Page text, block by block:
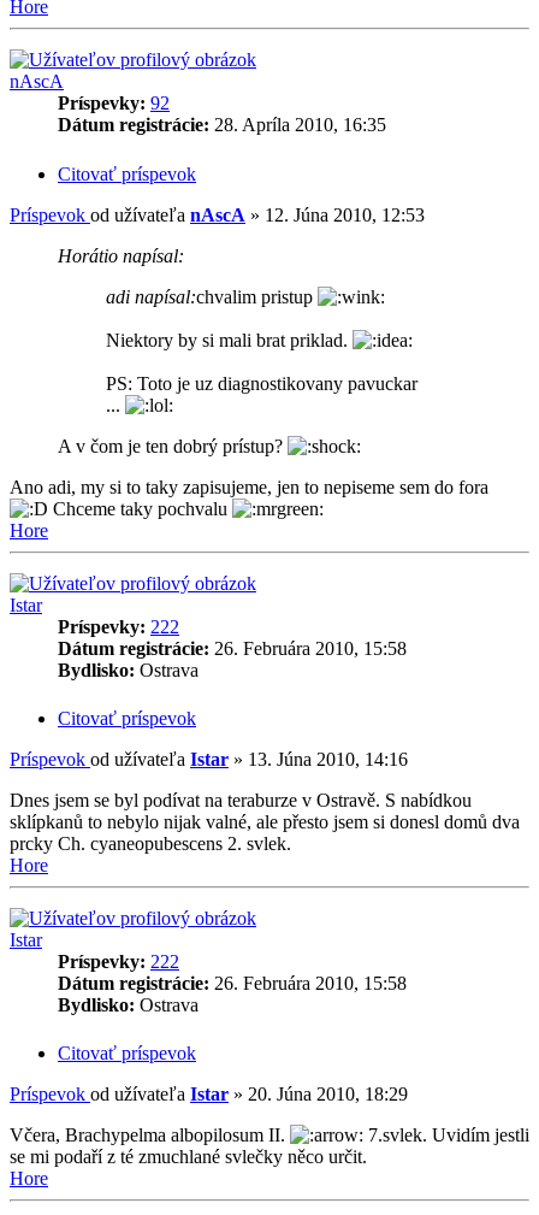
Hore
nAscA
Príspevky: 92
Dátum registrácie: 28. Apríla 2010, 16:35
Citovať príspevok
Príspevok od užívateľa nAscA » 12. Júna 2010, 12:53
Horátio napísal:
adi napísal:chvalim pristup
Niektory by si mali brat priklad.
PS: Toto je uz diagnostikovany pavuckar
...
A v čom je ten dobrý prístup?
Ano adi, my si to taky zapisujeme, jen to nepiseme sem do fora
Chceme taky pochvalu
Hore
Istar
Príspevky: 222
Dátum registrácie: 26. Februára 2010, 15:58
Bydlisko: Ostrava
Citovať príspevok
Príspevok od užívateľa Istar » 13. Júna 2010, 14:16
Dnes jsem se byl podívat na teraburze v Ostravě. S nabídkou
sklípkanů to nebylo nijak valné, ale přesto jsem si donesl domů dva
prcky Ch. cyaneopubescens 2. svlek.
Hore
Istar
Príspevky: 222
Dátum registrácie: 26. Februára 2010, 15:58
Bydlisko: Ostrava
Citovať príspevok
Príspevok od užívateľa Istar » 20. Júna 2010, 18:29
Včera, Brachypelma albopilosum II.
7.svlek. Uvidím jestli
se mi podaří z té zmuchlané svlečky něco určit.
Hore